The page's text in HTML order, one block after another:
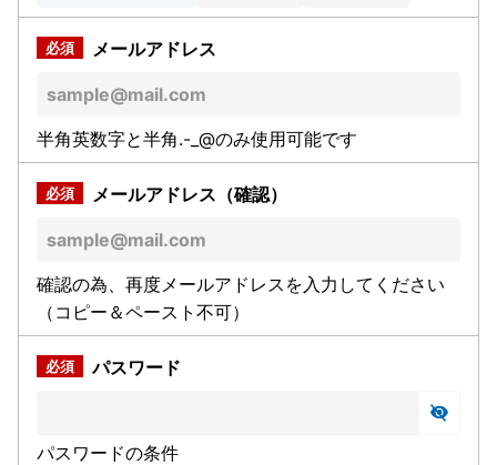
メールアドレス
半角英数字と半角.-_@のみ使用可能です
メールアドレス（確認）
確認の為、再度メールアドレスを入力してください
（コピー＆ペースト不可）
パスワード
パスワードの条件